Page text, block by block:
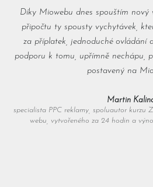
Díky Miowebu dnes spouštím nový
připočtu ty spousty vychytávek,
za příplatek, jednoduché ovládání
podporu k tomu, upřímně nechápu,
postavený na
Martin
specialista PPC reklamy, spoluautor kurzu
webu, vytvořeného za 24 hodin a